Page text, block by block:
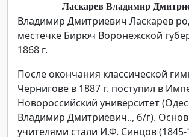
Ласкарев Владимир
Владимир Дмитриевич Ласкарев
местечке Бирюч Воронежской
1868 г.
После окончания классической
Чернигове в 1887 г. поступил в
Новороссийский университет
Владимир Дмитриевич.., б/г).
учителями стали И.Ф. Синцов